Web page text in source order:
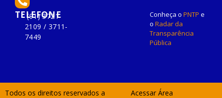
TELEFONE
(91) 3721-
2109 / 3711-
7449
Conheça o PNTP e
o Radar da
Transparência
Pública
Todos os direitos reservados a Acessar Área